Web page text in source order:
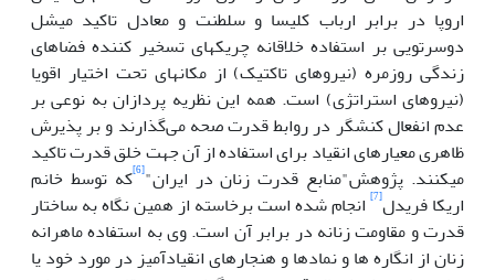
اروپا در برابر ارباب کلیسا و سلطنت و معادل تاکید میشل
دوسرتویی بر استفاده خلاقانه چریک­های تسخیر کننده فضاهای
زندگی روزمره (نیروهای تاکتیک) از مکان­های تحت اختیار اقویا
(نیروهای استراتژی) است. همه این نظریه پردازان به نوعی بر
عدم انفعال کنشگر در روابط قدرت صحه می‌گذارند و بر پذیرش
ظاهری معیارهای انقیاد برای استفاده از آن جهت خلق قدرت تاکید
می­کنند. پژوهش"منابع قدرت زنان در ایران"[6] که توسط خانم
اریکا فریدل[7]
انجام شده است برخاسته از همین نگاه به ساختار
قدرت و مقاومت زنانه در برابر آن است. وی به استفاده ماهرانه
زنان از انگاره ها و نمادها و هنجارهای انقیادآمیز در مورد خود یا